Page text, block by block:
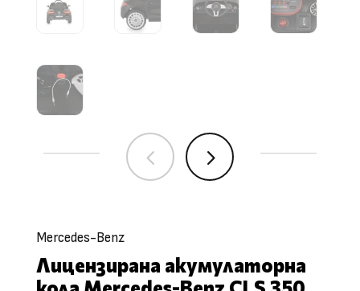
4 5
Mercedes-Benz
Лицензирана акумулаторна